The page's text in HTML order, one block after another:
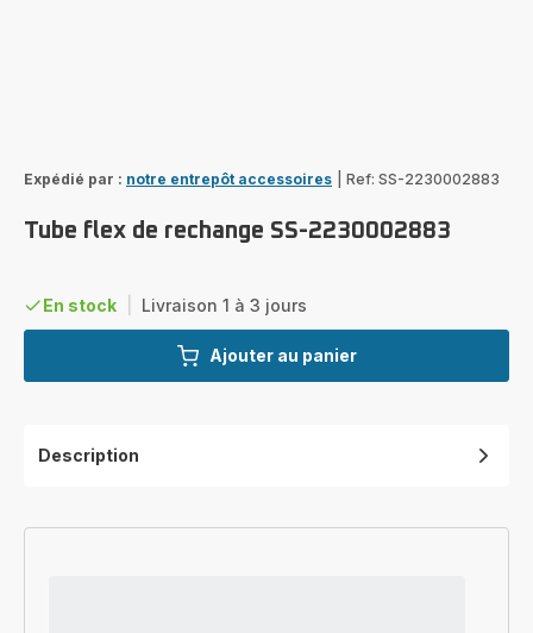
Expédié par : notre entrepôt accessoires Ref: SS-2230002883
Tube flex de rechange SS-2230002883
En stock Livraison 1 à 3 jours
Ajouter au panier
Description